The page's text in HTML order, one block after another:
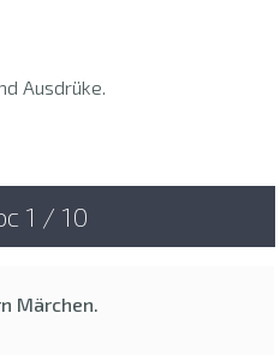
Ausdrüke.
1 / 10
Märchen.